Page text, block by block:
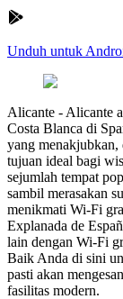
Unduh untuk
Alicante - Alicante
Costa Blanca di
yang menakjubkan,
tujuan ideal bagi
sejumlah tempat
sambil merasakan
menikmati Wi-Fi
Explanada de
lain dengan Wi-Fi
Baik Anda di sini
pasti akan
fasilitas modern.